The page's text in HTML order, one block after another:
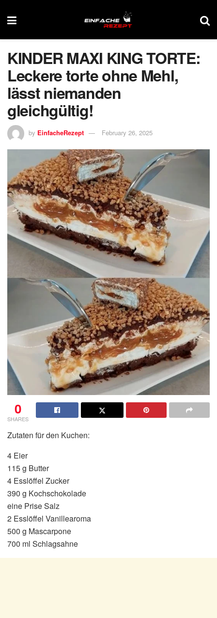
KINDER MAXI KING TORTE:
Leckere torte ohne Mehl,
lässt niemanden
gleichgültig!
by EinfacheRezept February 26, 2025
0
SHARES
Zutaten für den Kuchen:
4 Eier
115 g Butter
4 Esslöffel Zucker
390 g Kochschokolade
eine Prise Salz
2 Esslöffel Vanillearoma
500 g Mascarpone
700 ml Schlagsahne